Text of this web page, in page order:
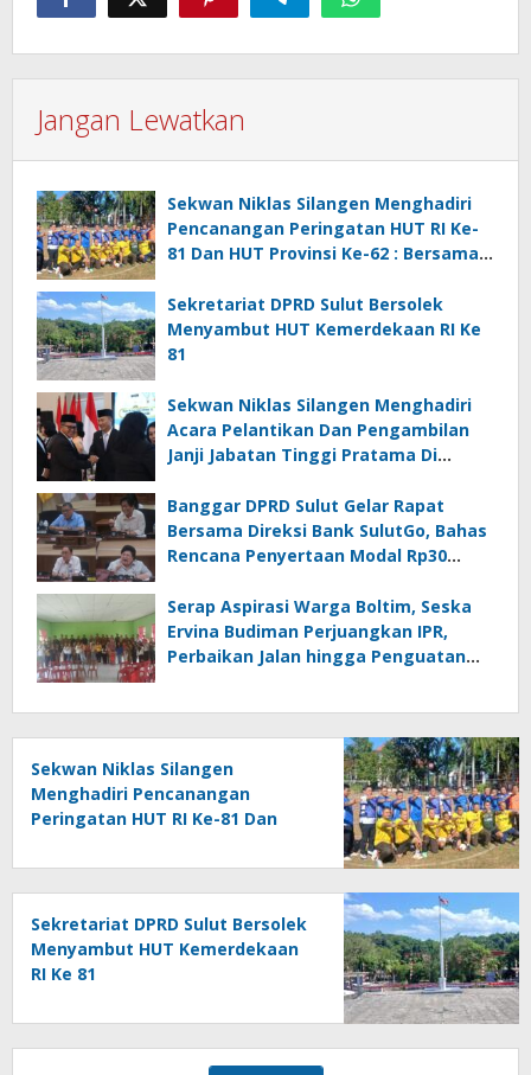
Jangan Lewatkan
Sekwan Niklas Silangen Menghadiri
Pencanangan Peringatan HUT RI Ke-
81 Dan HUT Provinsi Ke-62 : Bersama
Melawan Tim Kodam XIII Merdeka
Sekretariat DPRD Sulut Bersolek
Menyambut HUT Kemerdekaan RI Ke
81
Sekwan Niklas Silangen Menghadiri
Acara Pelantikan Dan Pengambilan
Janji Jabatan Tinggi Pratama Di
Berikan Ucapan Selamat
Banggar DPRD Sulut Gelar Rapat
Bersama Direksi Bank SulutGo, Bahas
Rencana Penyertaan Modal Rp30
Serap Aspirasi Warga Boltim, Seska
Ervina Budiman Perjuangkan IPR,
Perbaikan Jalan hingga Penguatan
Sekwan Niklas Silangen
Menghadiri Pencanangan
Peringatan HUT RI Ke-81 Dan
Gubernur Fun Game Mini Soccer
Melawan Tim Kodam XIII
Merdeka
Sekretariat DPRD Sulut Bersolek
Menyambut HUT Kemerdekaan
RI Ke 81